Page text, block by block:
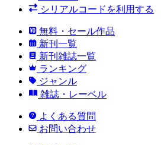
シリアルコードを利用する
無料・セール作品
新刊一覧
新刊雑誌一覧
ランキング
ジャンル
雑誌・レーベル
よくある質問
お問い合わせ